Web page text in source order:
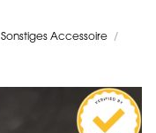
Sonstiges Accessoire
/